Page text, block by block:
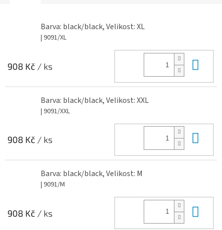
Barva: black/black, Velikost: XL
| 9091/XL
908 Kč / ks
Barva: black/black, Velikost: XXL
| 9091/XXL
908 Kč / ks
Barva: black/black, Velikost: M
| 9091/M
908 Kč / ks